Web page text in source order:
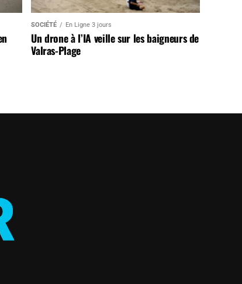
SOCIÉTÉ En Ligne 3 jours
Un drone à l’IA veille sur les baigneurs de
Valras-Plage